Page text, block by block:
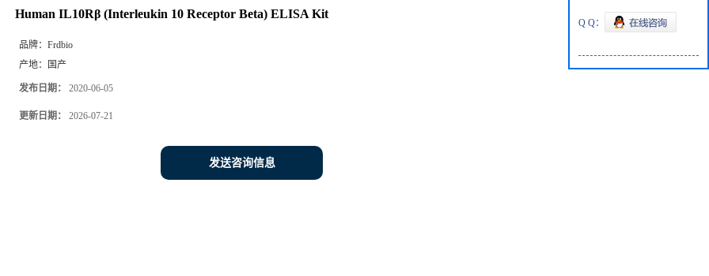
Human IL10Rβ (Interleukin 10 Receptor Beta) ELISA Kit
品牌： Frdbio
产地：
国产
发布日期： 2020-06-05
更新日期： 2026-07-21
发送咨询信息
Q Q：